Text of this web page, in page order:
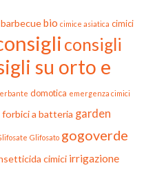
barbecue bio cimice asiatica cimici
consigli
su orto e
domotica emergenza cimici
forbici a batteria garden
Glifosato gogoverde
cimici irrigazione